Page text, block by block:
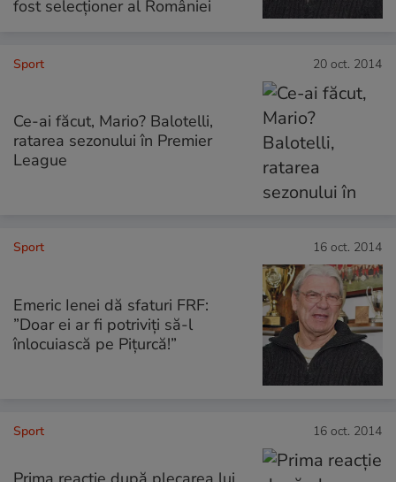
fost selecţioner al României
Sport 20 oct. 2014
Ce-ai făcut, Mario? Balotelli,
ratarea sezonului în Premier
League
Sport 16 oct. 2014
Emeric Ienei dă sfaturi FRF:
”Doar ei ar fi potriviţi să-l
înlocuiască pe Piţurcă!”
Sport 16 oct. 2014